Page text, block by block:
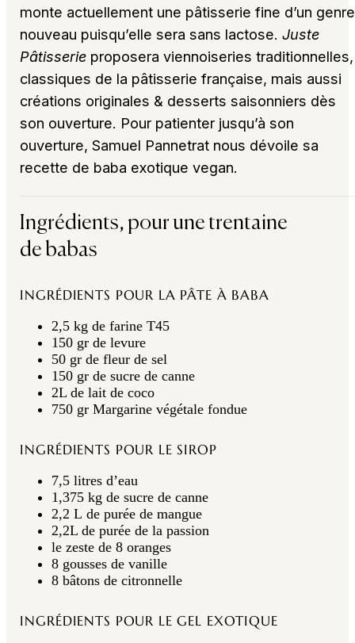
monte actuellement une pâtisserie fine d’un genre
nouveau puisqu’elle sera sans lactose.Juste
Pâtisserie proposera viennoiseries traditionnelles,
classiques de la pâtisserie française, mais aussi
créations originales & desserts saisonniers dès
son ouverture. Pour patienter jusqu’à son
ouverture, Samuel Pannetrat nous dévoile sa
recette de baba exotique vegan.
Ingrédients, pour une trentaine
de babas
INGRÉDIENTS POUR LA PÂTE À BABA
2,5 kg de farine T45
150 gr de levure
50 gr de fleur de sel
150 gr de sucre de canne
2L de lait de coco
750 gr Margarine végétale fondue
INGRÉDIENTS POUR LE SIROP
7,5 litres d’eau
1,375 kg de sucre de canne
2,2 L de purée de mangue
2,2L de purée de la passion
le zeste de 8 oranges
8 gousses de vanille
8 bâtons de citronnelle
INGRÉDIENTS POUR LE GEL EXOTIQUE